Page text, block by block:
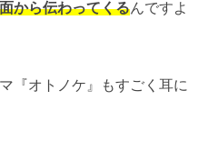
から伝わってくるんですよ
『オトノケ』もすごく耳に